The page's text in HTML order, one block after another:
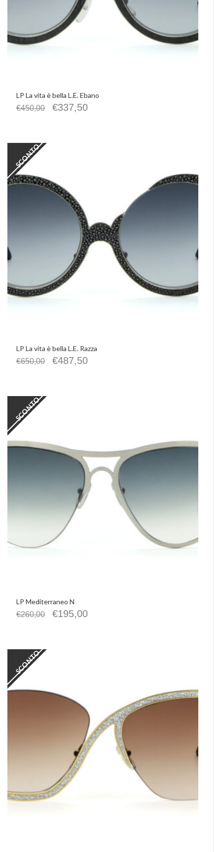
LP La vita è bella L.E. Ebano
€450,00 €337,50
SCONTO
LP La vita è bella L.E. Razza
€650,00 €487,50
SCONTO
LP Mediterraneo N
€260,00 €195,00
SCONTO